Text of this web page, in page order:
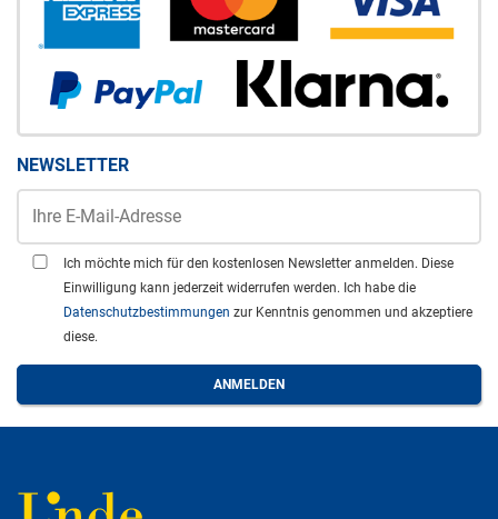
NEWSLETTER
Ich möchte mich für den kostenlosen Newsletter anmelden. Diese
Einwilligung kann jederzeit widerrufen werden. Ich habe die
Datenschutzbestimmungen zur Kenntnis genommen und akzeptiere
diese.